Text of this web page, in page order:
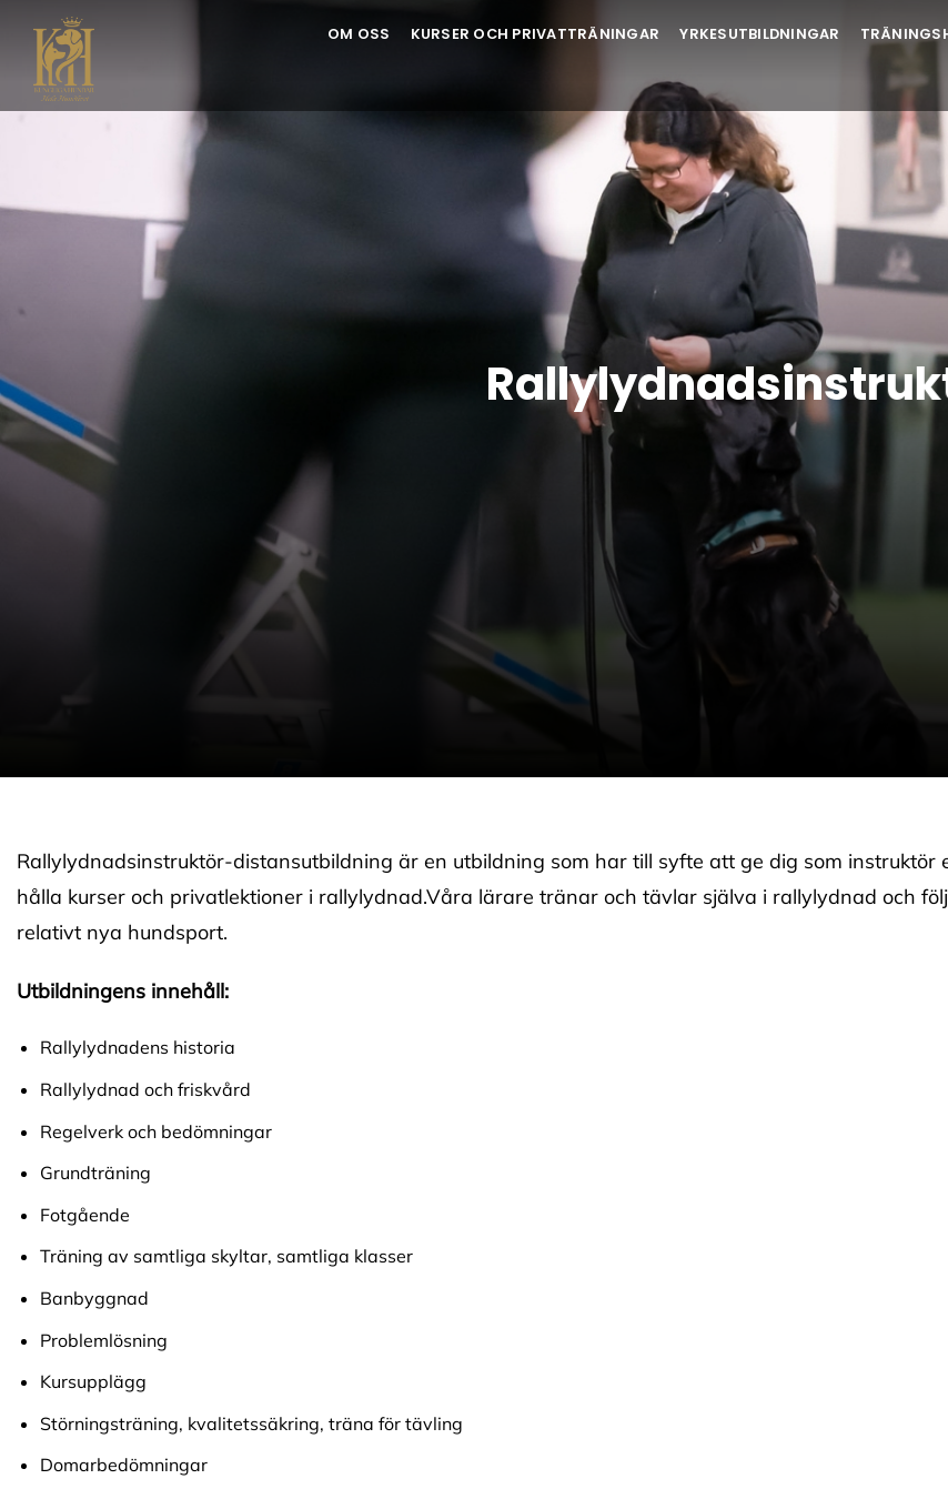
content
OM OSS KURSER OCH PRIVATTRÄNINGAR YRKESUTBILDNINGAR
Rallylydnadsinstruktör-distansutbildning är en utbildning som har till syfte att ge dig som
hålla kurser och privatlektioner i rallylydnad.Våra lärare tränar och tävlar själva i rallylydnad och
relativt nya hundsport.
Utbildningens innehåll:
Rallylydnadens historia
Rallylydnad och friskvård
Regelverk och bedömningar
Grundträning
Fotgående
Träning av samtliga skyltar, samtliga klasser
Banbyggnad
Problemlösning
Kursupplägg
Störningsträning, kvalitetssäkring, träna för tävling
Domarbedömningar